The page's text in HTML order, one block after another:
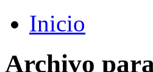
Inicio
Archivo